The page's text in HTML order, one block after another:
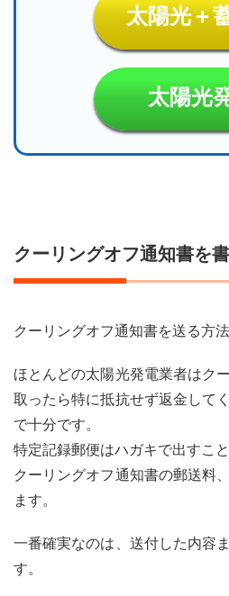
太陽光＋
太陽光
クーリングオフ通知書を
クーリングオフ通知書を送る方
ほとんどの太陽光発電業者はク
取ったら特に抵抗せず返金して
で十分です。
特定記録郵便はハガキで出すこと
クーリングオフ通知書の郵送料
ます。
一番確実なのは、送付した内容
す。